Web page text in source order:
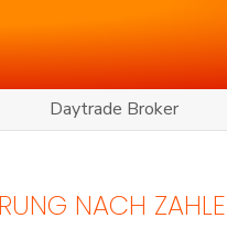
Daytrade Broker
NACH